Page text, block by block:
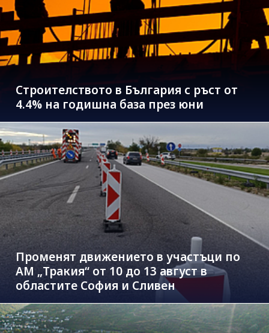
Строителството в България с ръст от
4.4% на годишна база през юни
Променят движението в участъци по
АМ „Тракия“ от 10 до 13 август в
областите София и Сливен